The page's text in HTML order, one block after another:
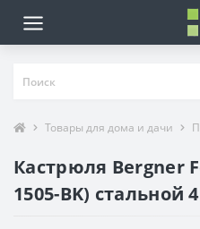
Товары для дома и дачи
Кастрюля Bergner
1505-BK) стальной